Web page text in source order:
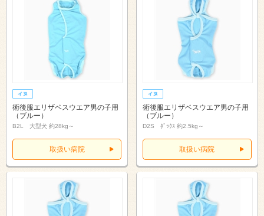
術後服エリザベスウエア男の子用
（ブルー）
B2L 大型犬 約28kg～
取扱い病院
術後服エリザベスウエア男の子用
（ブルー）
D2S ﾀﾞｯｸｽ 約2.5kg～
取扱い病院